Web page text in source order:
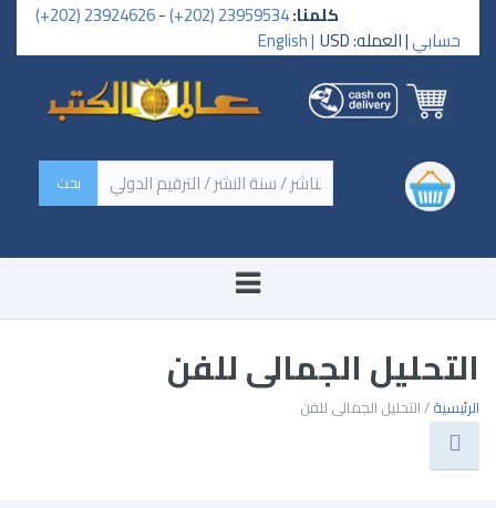
كلمنا:23959534 (202+)
-
23924626 (202+)
حسابي| العمله: USD English |
‏اسم الكتاب / اسم الناشر /
سنة النشر / الترقيم الدولي ‏
التحليل الجمالى للفن
الرئيسية/ التحليل الجمالى للفن